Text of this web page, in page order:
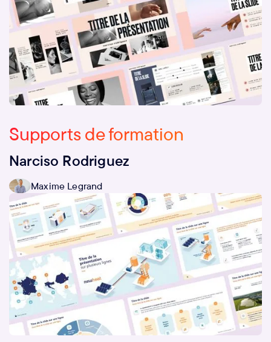
Supports de formation
Narciso Rodriguez
Maxime Legrand